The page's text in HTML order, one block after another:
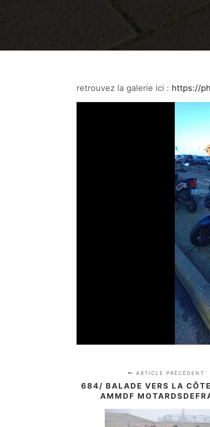
retrouvez la galerie ici : https://
ARTICLE PRÉCÉDENT
684/ BALADE VERS LA
AMMDF